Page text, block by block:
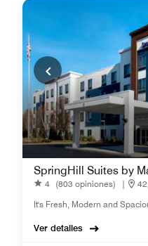
SpringHill Suites by
4 (803 opiniones) |
It's Fresh, Modern and
Ver detalles